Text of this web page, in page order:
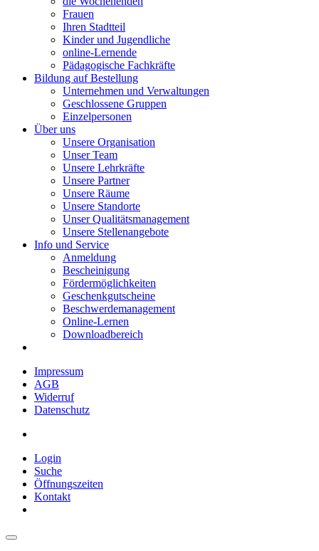
Frauen
Ihren Stadtteil
Kinder und Jugendliche
online-Lernende
Pädagogische Fachkräfte
Bildung auf Bestellung
Unternehmen und Verwaltungen
Geschlossene Gruppen
Einzelpersonen
Über uns
Unsere Organisation
Unser Team
Unsere Lehrkräfte
Unsere Partner
Unsere Räume
Unsere Standorte
Unser Qualitätsmanagement
Unsere Stellenangebote
Info und Service
Anmeldung
Bescheinigung
Fördermöglichkeiten
Geschenkgutscheine
Beschwerdemanagement
Online-Lernen
Downloadbereich
Impressum
AGB
Widerruf
Datenschutz
Login
Suche
Öffnungszeiten
Kontakt